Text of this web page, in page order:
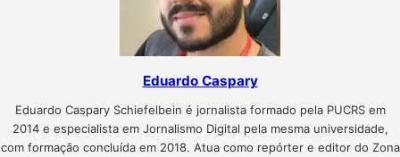
Eduardo Caspary
Eduardo Caspary Schiefelbein é jornalista formado pela PUCRS em
2014 e especialista em Jornalismo Digital pela mesma universidade,
com formação concluída em 2018. Atua como repórter e editor do Zona